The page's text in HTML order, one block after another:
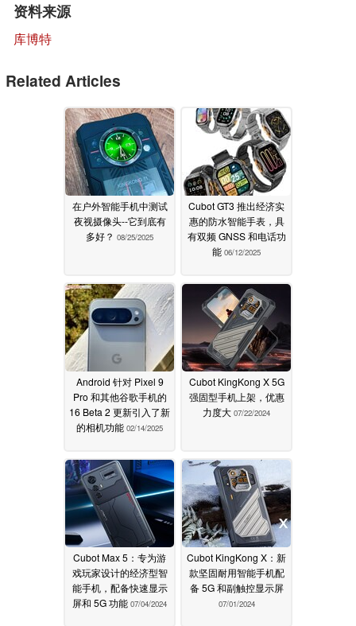
资料来源
库博特
Related Articles
在户外智能手机中测试
夜视摄像头--它到底有
多好？ 08/25/2025
Cubot GT3 推出经济实
惠的防水智能手表，具
有双频 GNSS 和电话功
能 06/12/2025
Android 针对 Pixel 9
Pro 和其他谷歌手机的
16 Beta 2 更新引入了新
的相机功能 02/14/2025
Cubot KingKong X 5G
强固型手机上架，优惠
力度大 07/22/2024
Cubot Max 5：专为游
戏玩家设计的经济型智
能手机，配备快速显示
屏和 5G 功能 07/04/2024
Cubot KingKong X：新
款坚固耐用智能手机配
备 5G 和副触控显示屏
07/01/2024